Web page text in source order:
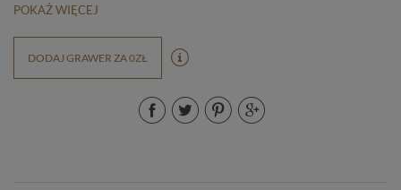
POKAŻ WIĘCEJ
DODAJ GRAWER ZA 0ZŁ